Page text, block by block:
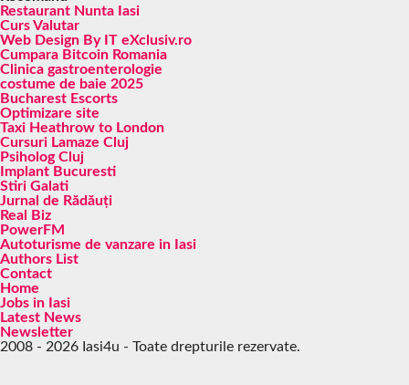
Restaurant Nunta Iasi
Curs Valutar
Web Design By IT eXclusiv.ro
Cumpara Bitcoin Romania
Clinica gastroenterologie
costume de baie 2025
Bucharest Escorts
Optimizare site
Taxi Heathrow to London
Cursuri Lamaze Cluj
Psiholog Cluj
Implant Bucuresti
Stiri Galati
Jurnal de Rădăuți
Real Biz
PowerFM
Autoturisme de vanzare in Iasi
Authors List
Contact
Home
Jobs in Iasi
Latest News
Newsletter
2008 - 2026 Iasi4u - Toate drepturile rezervate.